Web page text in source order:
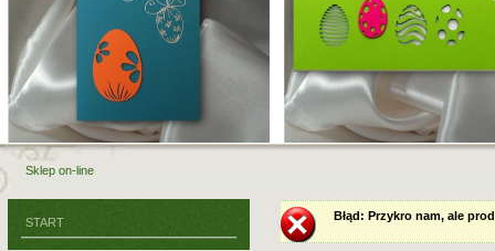
Sklep on-line
START
Błąd: Przykro nam, ale